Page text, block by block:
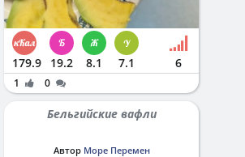
179.9 19.2 8.1 7.1 6
1 0
Бельгийские вафли
Автор Море Перемен